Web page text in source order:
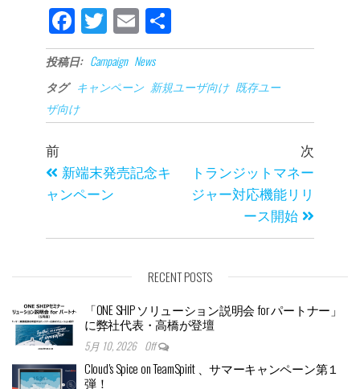
Fa
ce
bo
ok
Tw
itt
er
E
m
ail
共
有
投稿日: Campaign News
タグ キャンペーン 新規ユーザ向け 既存ユー
ザ向け
前
新端末発売記念キ
ャンペーン
次
トランジットマネー
ジャー対応機能リリ
ース開始
RECENT POSTS
「ONE SHIP ソリューション説明会 for パートナー」
に弊社代表・高橋が登壇
5月 10, 2026 Off
Cloud’s Spice on TeamSpirit 、サマーキャンペーン第１
弾！